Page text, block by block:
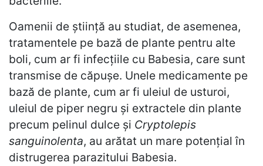
Oamenii de știință au studiat, de asemenea,
tratamentele pe bază de plante pentru alte
boli, cum ar fi infecțiile cu Babesia, care sunt
transmise de căpușe. Unele medicamente pe
bază de plante, cum ar fi uleiul de usturoi,
uleiul de piper negru și extractele din plante
precum pelinul dulce și Cryptolepis
sanguinolenta, au arătat un mare potențial în
distrugerea parazitului Babesia.